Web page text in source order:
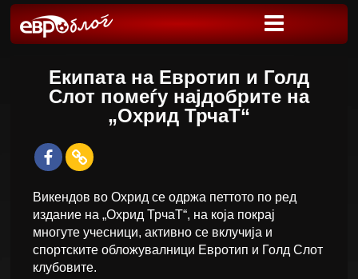
Екипата на Евротип и Голд
Слот помеѓу најдобрите на
„Охрид ТрчаТ“
Викендов во Охрид се одржа петтото по ред
издание на „Охрид ТрчаТ“, на која покрај
многуте учесници, активно се вклучија и
спортските обложувалници Евротип и Голд Слот
клубовите.